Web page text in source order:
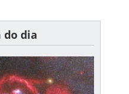
do dia